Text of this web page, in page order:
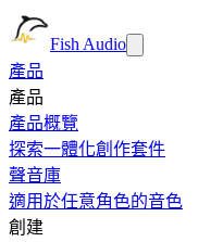
Fish Audio
產品
產品
產品概覽
探索一體化創作套件
聲音庫
適用於任意角色的音色
創建